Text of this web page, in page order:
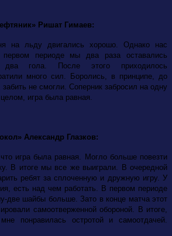
Ришат Гимаев:
на льду двигались хорошо. Однако нас
периоде мы два раза оставались
два гола. После этого приходилось
много сил. Боролись, в принципе, до
не смогли. Соперник забросил на одну
игра была равная.
Александр Глазков:
игра была равная. Могло больше повезти
В итоге мы все же выиграли. В очередной
ребят за сплоченную и дружную игру. У
есть над чем работать. В первом периоде
две шайбы больше. Зато в конце матча этот
самоотверженной обороной. В итоге,
понравилась остротой и самоотдачей.